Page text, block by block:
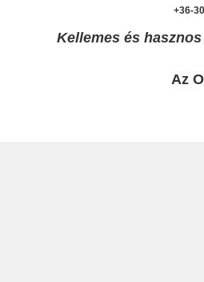
+36-
Kellemes és
Az